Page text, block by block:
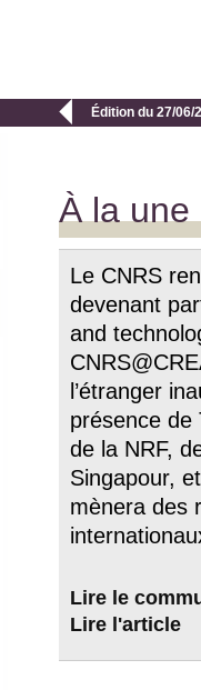
 Édition du 27/06/
À la une
Le CNRS
devenant
and
l’étranger
présence de
de la NRF,
Singapour,
mènera des
Lire le
Lire l'article